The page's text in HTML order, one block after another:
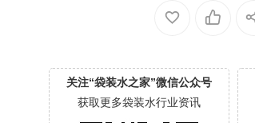
关注“袋装水之家”微信公众号
获取更多袋装水行业资讯